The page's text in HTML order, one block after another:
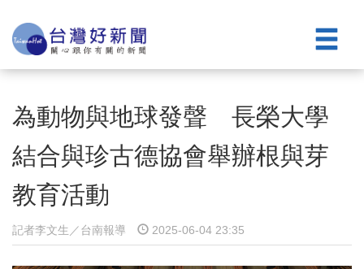
為動物與地球發聲 長榮大學
結合與珍古德協會舉辦根與芽
教育活動
記者李文生／台南報導 2025-06-04 23:35